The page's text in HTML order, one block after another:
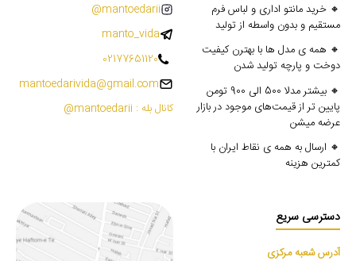
🔸 خرید مانتو اداری و لباس فرم
مستقیم و بدون واسطه از تولید
🔸 همه ی مدل ها با بهترن کیفیت
دوخت و پارچه تولید شدن
🔸 بیشتر مدلا 500 الی 900 تومن
پایین تر از قیمت‌های موجود در بازار
عرضه میشن
🔸 ارسال به همه ی نقاط ایران با
کمترین هزینه
mantoedarii@
manto_vida
02177651120
mantoedarivida@gmail.com
کانال بله : mantoedarii@
دسترسی سریع
آدرس شعبه مرکزی